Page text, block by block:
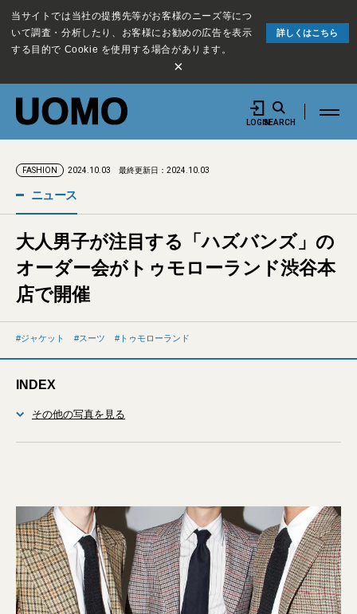
当サイトでは当社の提携先等がお客様のニーズ等につ
いて調査・分析したり、お客様にお勧めの広告を表示
する目的で Cookie を使用する場合があります。
詳しくはこちら
×
LOGINSEARCH
FASHION 2024.10.03 最終更新日：2024.10.03
ニュース
大人男子が注目する「ハズバンズ」の
オーダー会がトゥモローランド渋谷本
店で開催
ジャケット スーツ トゥモローランド
INDEX
その他の写真を見る